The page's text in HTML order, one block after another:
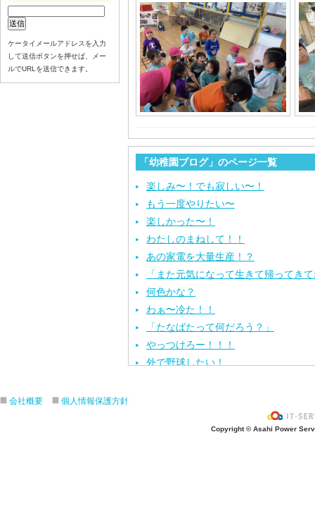
「幼稚園ブログ」のページ一覧
楽しみ〜！でも寂しい〜！
もう一度やりたい〜
楽しかった〜！
わたしのまねして！！
あの家電を大量生産！？
「また元気になって生きて帰ってき
何色かな？
わぁ〜冷た！！
「たなばたって何だろう？」
やっつけろー！！！
外で野球したい！
あの先生はだ〜れ？
ケータイメールアドレスを入力
して送信ボタンを押せば、メー
ルでURLを送信できます。
会社概要 個人情報保護方針
Copyright © Asahi Power